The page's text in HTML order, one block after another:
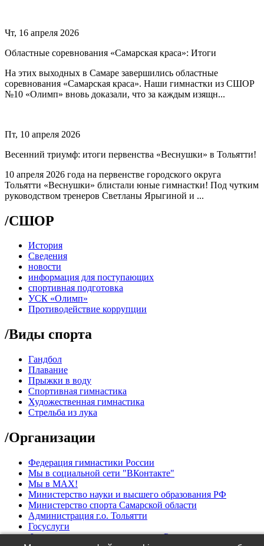
Чт, 16 апреля 2026
Областные соревнования «Самарская краса»: Итоги
На этих выходных в Самаре завершились областные
соревнования «Самарская краса». Наши гимнастки из СШОР
№10 «Олимп» вновь доказали, что за каждым изящн...
Пт, 10 апреля 2026
Весенний триумф: итоги первенства «Веснушки» в Тольятти!
10 апреля 2026 года на первенстве городского округа
Тольятти «Веснушки» блистали юные гимнастки! Под чутким
руководством тренеров Светланы Ярыгиной и ...
/СШОР
История
Сведения
новости
информация для поступающих
спортивная подготовка
УСК «Олимп»
Противодействие коррупции
/Виды спорта
Гандбол
Плавание
Прыжки в воду
Спортивная гимнастика
Художественная гимнастика
Стрельба из лука
/Организации
Федерация гимнастики России
Мы в социальной сети "ВКонтакте"
Мы в МАХ!
Министерство науки и высшего образования РФ
Министерство спорта Самарской области
Администрация г.о. Тольятти
Госуслуги
Федерация водных видов спорта России